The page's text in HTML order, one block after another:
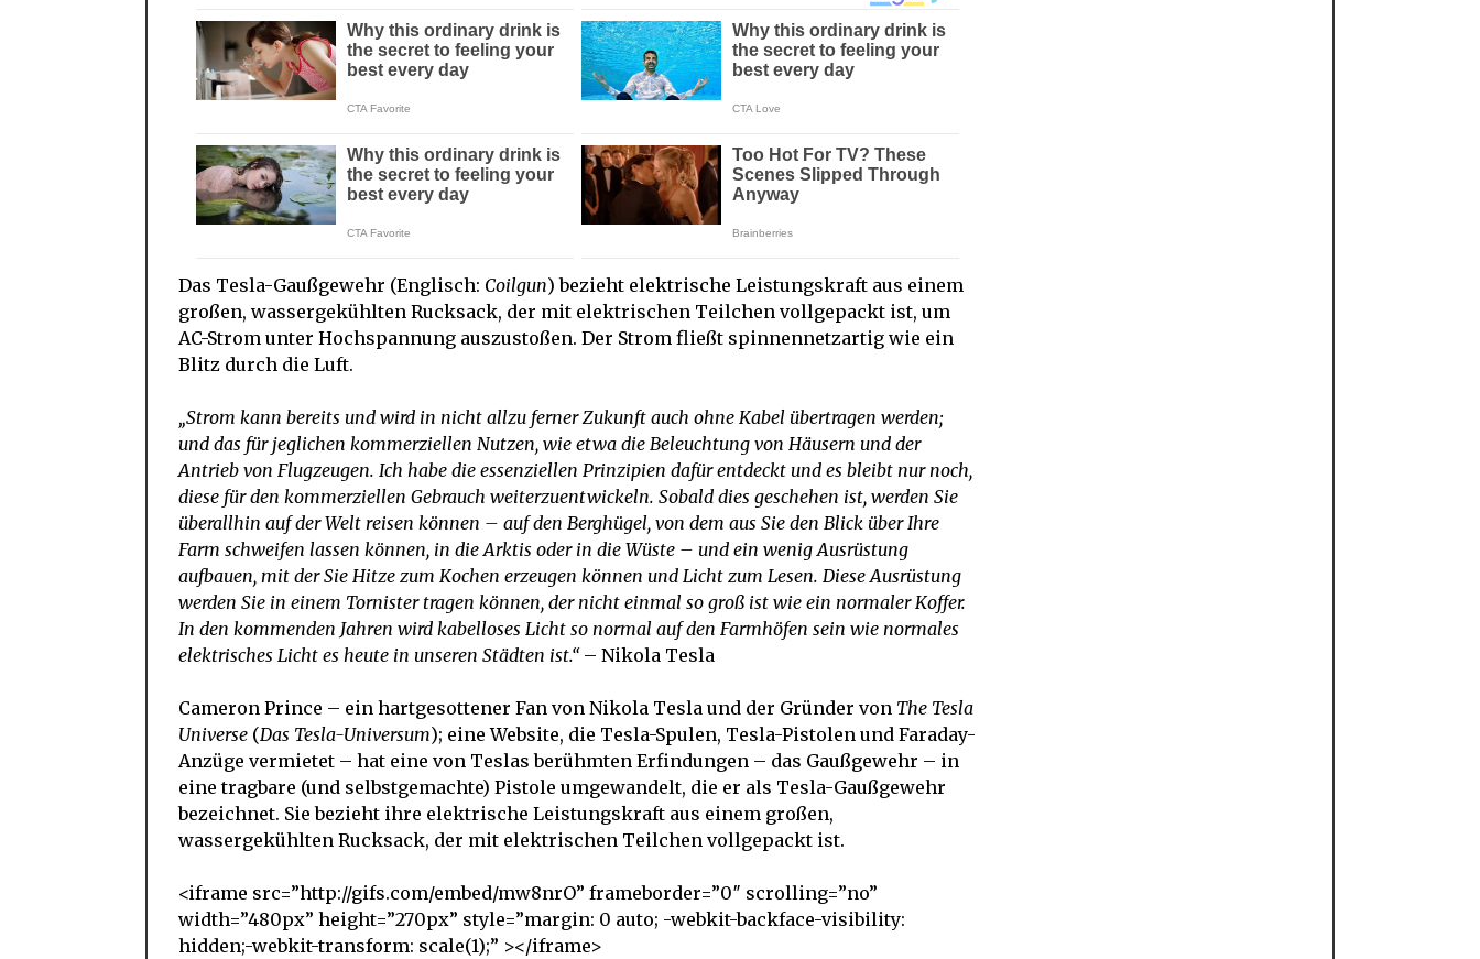
Das Tesla-Gaußgewehr (Englisch: Coilgun) bezieht elektrische Leistungskraft aus einem
großen, wassergekühlten Rucksack, der mit elektrischen Teilchen vollgepackt ist, um
AC-Strom unter Hochspannung auszustoßen. Der Strom fließt spinnennetzartig wie ein
Blitz durch die Luft.
„Strom kann bereits und wird in nicht allzu ferner Zukunft auch ohne Kabel übertragen werden;
und das für jeglichen kommerziellen Nutzen, wie etwa die Beleuchtung von Häusern und der
Antrieb von Flugzeugen. Ich habe die essenziellen Prinzipien dafür entdeckt und es bleibt nur noch,
diese für den kommerziellen Gebrauch weiterzuentwickeln. Sobald dies geschehen ist, werden Sie
überallhin auf der Welt reisen können – auf den Berghügel, von dem aus Sie den Blick über Ihre
Farm schweifen lassen können, in die Arktis oder in die Wüste – und ein wenig Ausrüstung
aufbauen, mit der Sie Hitze zum Kochen erzeugen können und Licht zum Lesen. Diese Ausrüstung
werden Sie in einem Tornister tragen können, der nicht einmal so groß ist wie ein normaler Koffer.
In den kommenden Jahren wird kabelloses Licht so normal auf den Farmhöfen sein wie normales
elektrisches Licht es heute in unseren Städten ist.“ – Nikola Tesla
Cameron Prince – ein hartgesottener Fan von Nikola Tesla und der Gründer von The Tesla
Universe (Das Tesla-Universum); eine Website, die Tesla-Spulen, Tesla-Pistolen und Faraday-
Anzüge vermietet – hat eine von Teslas berühmten Erfindungen – das Gaußgewehr – in
eine tragbare (und selbstgemachte) Pistole umgewandelt, die er als Tesla-Gaußgewehr
bezeichnet. Sie bezieht ihre elektrische Leistungskraft aus einem großen,
wassergekühlten Rucksack, der mit elektrischen Teilchen vollgepackt ist.
<iframe src=”http://gifs.com/embed/mw8nrO” frameborder=”0″ scrolling=”no”
width=”480px” height=”270px” style=”margin: 0 auto; -webkit-backface-visibility:
hidden;-webkit-transform: scale(1);” ></iframe>